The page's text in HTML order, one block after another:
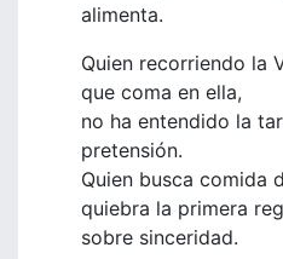
alimenta.
Quien recorriendo la
que coma en ella,
no ha entendido la
pretensión.
Quien busca comida
quiebra la primera
sobre sinceridad.